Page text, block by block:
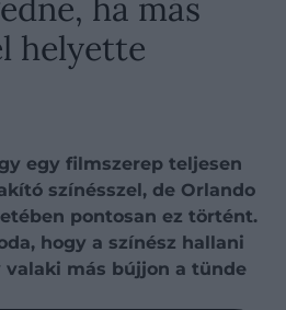
helyette
egy filmszerep teljesen
színésszel, de Orlando
pontosan ez történt.
hogy a színész hallani
valaki más bújjon a tünde